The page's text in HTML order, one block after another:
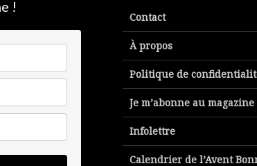
!
Contact
À propos
Politique de
Je m’abonne au magazine
Infolettre
Calendrier de l’Avent